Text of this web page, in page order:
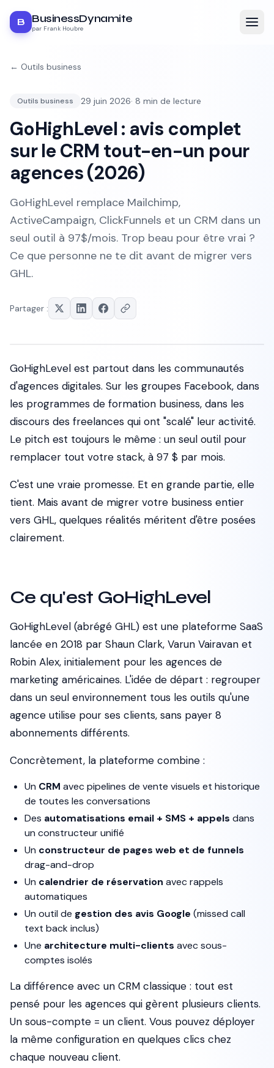
B BusinessDynamite
par Frank Houbre
← Outils business
Outils business 29 juin 2026· 8 min de lecture
GoHighLevel : avis complet
sur le CRM tout-en-un pour
agences (2026)
GoHighLevel remplace Mailchimp,
ActiveCampaign, ClickFunnels et un CRM dans un
seul outil à 97$/mois. Trop beau pour être vrai ?
Ce que personne ne te dit avant de migrer vers
GHL.
Partager :
GoHighLevel est partout dans les communautés
d'agences digitales. Sur les groupes Facebook, dans
les programmes de formation business, dans les
discours des freelances qui ont "scalé" leur activité.
Le pitch est toujours le même : un seul outil pour
remplacer tout votre stack, à 97 $ par mois.
C'est une vraie promesse. Et en grande partie, elle
tient. Mais avant de migrer votre business entier
vers GHL, quelques réalités méritent d'être posées
clairement.
Ce qu'est GoHighLevel
GoHighLevel (abrégé GHL) est une plateforme SaaS
lancée en 2018 par Shaun Clark, Varun Vairavan et
Robin Alex, initialement pour les agences de
marketing américaines. L'idée de départ : regrouper
dans un seul environnement tous les outils qu'une
agence utilise pour ses clients, sans payer 8
abonnements différents.
Concrètement, la plateforme combine :
Un CRM avec pipelines de vente visuels et historique
de toutes les conversations
Des automatisations email + SMS + appels dans
un constructeur unifié
Un constructeur de pages web et de funnels
drag-and-drop
Un calendrier de réservation avec rappels
automatiques
Un outil de gestion des avis Google (missed call
text back inclus)
Une architecture multi-clients avec sous-
comptes isolés
La différence avec un CRM classique : tout est
pensé pour les agences qui gèrent plusieurs clients.
Un sous-compte = un client. Vous pouvez déployer
la même configuration en quelques clics chez
chaque nouveau client.